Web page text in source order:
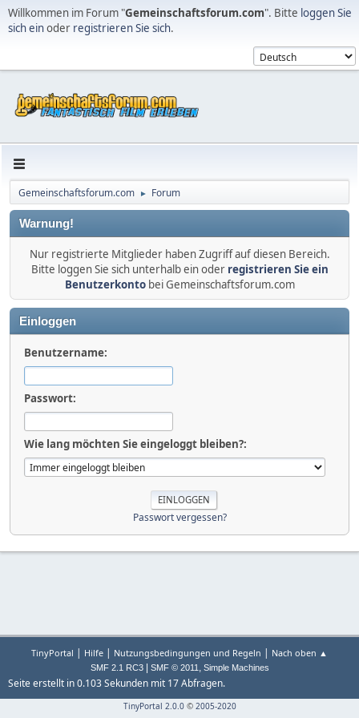
Willkommen im Forum "Gemeinschaftsforum.com". Bitte loggen Sie
sich einoder registrieren Sie sich.
Gemeinschaftsforum.com ► Forum
Warnung!
Nur registrierte Mitglieder haben Zugriff auf diesen Bereich.
Bitte loggen Sie sich unterhalb ein oder registrieren Sie ein
Benutzerkontobei Gemeinschaftsforum.com
Einloggen
Benutzername:
Passwort:
Wie lang möchten Sie eingeloggt bleiben?:
Passwort vergessen?
TinyPortal | Hilfe | Nutzungsbedingungen und Regeln | Nach oben ▲
SMF 2.1 RC3| SMF © 2011, Simple Machines
Seite erstellt in 0.103 Sekunden mit 17 Abfragen.
TinyPortal 2.0.0© 2005-2020